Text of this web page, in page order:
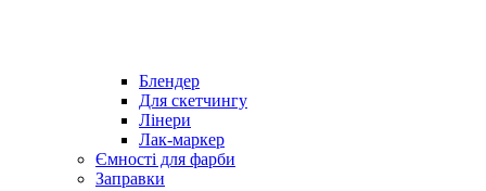
Блендер
Для скетчингу
Лінери
Лак-маркер
Ємності для фарби
Заправки